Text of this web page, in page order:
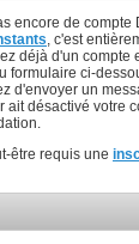
encore de compte
, c'est
déjà d'un compte
formulaire ci-
d'envoyer un
ait désactivé votre
être requis une